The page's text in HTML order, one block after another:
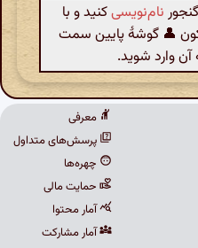
نام‌نویسیکنید و با
👤 گوشهٔ پایین سمت
وارد شوید.
معرفی
پرسش‌های متداول
چهره‌ها
حمایت مالی
آمار محتوا
آمار مشارکت